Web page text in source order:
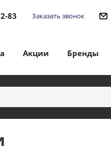
83 Заказать звонок
Акции Бренды